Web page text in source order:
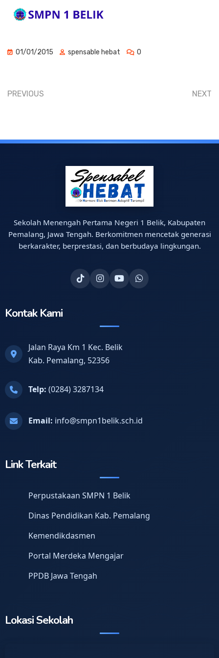
01/01/2015 spensable hebat 0
PREVIOUS NEXT
Sekolah Menengah Pertama Negeri 1 Belik, Kabupaten
Pemalang, Jawa Tengah. Berkomitmen mencetak generasi
berkarakter, berprestasi, dan berbudaya lingkungan.
Kontak Kami
Jalan Raya Km 1 Kec. Belik
Kab. Pemalang, 52356
Telp: (0284) 3287134
Email: info@smpn1belik.sch.id
Link Terkait
Perpustakaan SMPN 1 Belik
Dinas Pendidikan Kab. Pemalang
Kemendikdasmen
Portal Merdeka Mengajar
PPDB Jawa Tengah
Lokasi Sekolah